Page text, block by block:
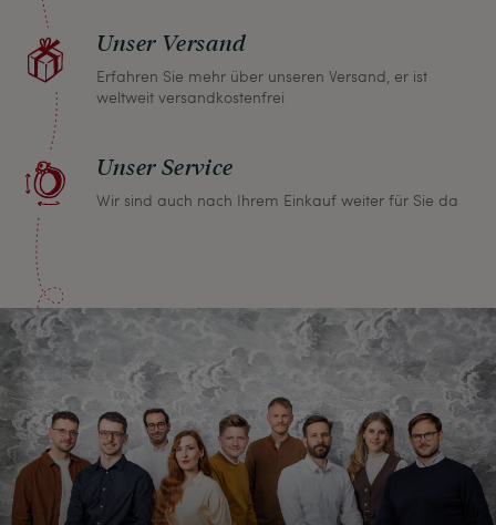
Unser Versand
Erfahren Sie mehr über unseren Versand, er ist
weltweit versandkostenfrei
Unser Service
Wir sind auch nach Ihrem Einkauf weiter für Sie da